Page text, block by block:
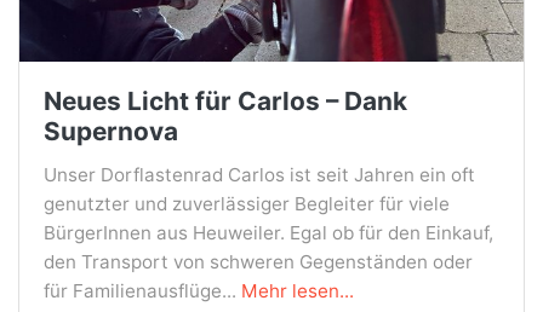
Neues Licht für Carlos – Dank
Supernova
Unser Dorflastenrad Carlos ist seit Jahren ein oft
genutzter und zuverlässiger Begleiter für viele
BürgerInnen aus Heuweiler. Egal ob für den Einkauf,
den Transport von schweren Gegenständen oder
für Familienausflüge... Mehr lesen...